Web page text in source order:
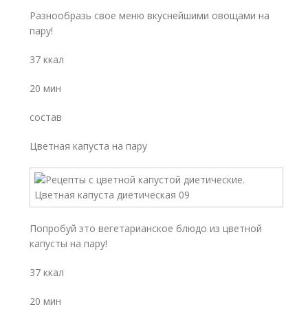
Разнообразь свое меню вкуснейшими овощами на
пару!
37 ккал
20 мин
состав
Цветная капуста на пару
Попробуй это вегетарианское блюдо из цветной
капусты на пару!
37 ккал
20 мин